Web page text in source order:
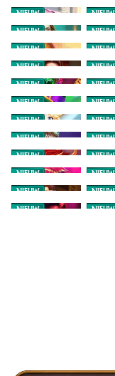
NIEUW NIEUW
NIEUW
NIEUW
NIEUW
NIEUW
NIEUW
NIEUW
NIEUW
NIEUW
NIEUW
NIEUW
NIEUW
NIEUW
NIEUW
NIEUW
NIEUW
NIEUW
NIEUW
NIEUW
NIEUW
NIEUW
NIEUW
NIEUW